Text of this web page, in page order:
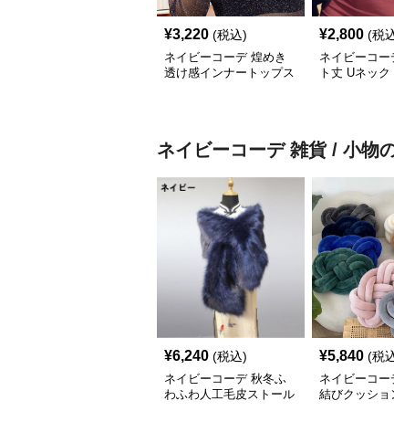
¥3,220 (税込)
ネイビーコーデ 煌めき
透け感インナートップス
¥2,800 (税
ネイビーコー
ト丈 Uネック
ネイビーコーデ 雑貨 / 小物
¥6,240 (税込)
ネイビーコーデ 秋冬ふ
わふわ人工毛皮ストール
¥5,840 (税
ネイビーコ
結びクッショ